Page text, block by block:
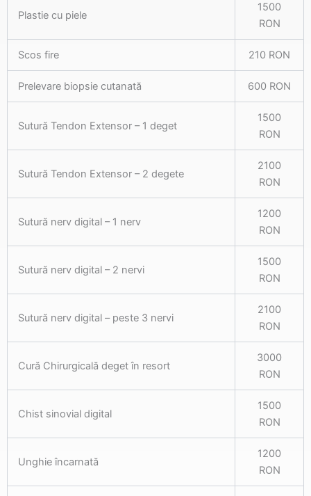
Plastie cu piele
1500
RON
Scos fire 210 RON
Prelevare biopsie cutanată 600 RON
Sutură Tendon Extensor – 1 deget
1500
RON
Sutură Tendon Extensor – 2 degete
2100
RON
Sutură nerv digital – 1 nerv
1200
RON
Sutură nerv digital – 2 nervi
1500
RON
Sutură nerv digital – peste 3 nervi
2100
RON
Cură Chirurgicală deget în resort
3000
RON
Chist sinovial digital
1500
RON
Unghie încarnată
1200
RON